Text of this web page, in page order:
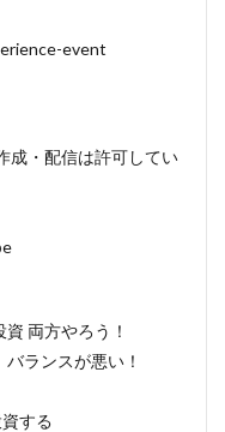
event
成・配信は許可してい
両方やろう！
ランスが悪い！
する